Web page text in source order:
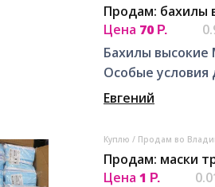
Продам: бахилы
Цена 70 Р.
Бахилы высокие
Особые условия
Евгений
Куплю / Продам во
Продам: маски
Цена 1 Р.